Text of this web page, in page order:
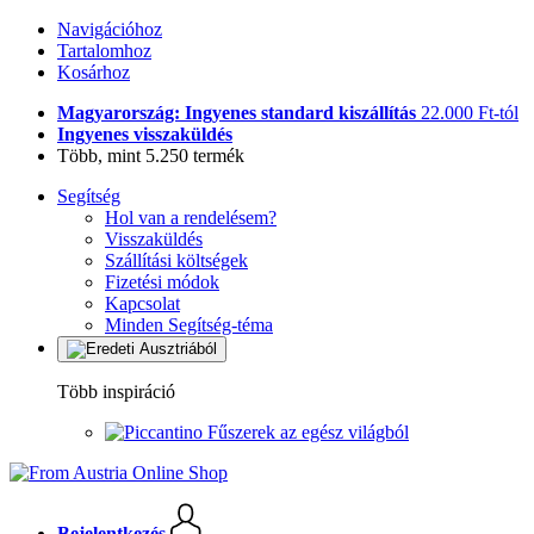
Navigációhoz
Tartalomhoz
Kosárhoz
Magyarország: Ingyenes standard kiszállítás 22.000 Ft-tól
Ingyenes visszaküldés
Több, mint 5.250 termék
Segítség
Hol van a rendelésem?
Visszaküldés
Szállítási költségek
Fizetési módok
Kapcsolat
Minden Segítség-téma
Több inspiráció
Fűszerek az egész világból